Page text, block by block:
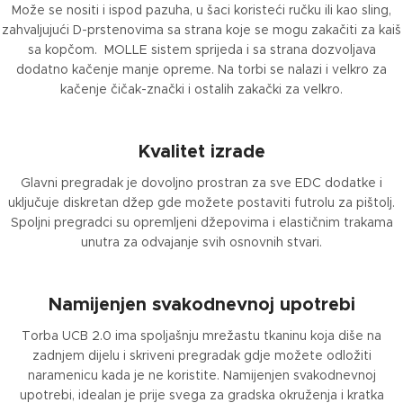
Može se nositi i ispod pazuha, u šaci koristeći ručku ili kao sling,
zahvaljujući D-prstenovima sa strana koje se mogu zakačiti za kaiš
sa kopčom. MOLLE sistem sprijeda i sa strana dozvoljava
dodatno kačenje manje opreme. Na torbi se nalazi i velkro za
kačenje čičak-znački i ostalih zakački za velkro.
Kvalitet izrade
Glavni pregradak je dovoljno prostran za sve EDC dodatke i
uključuje diskretan džep gde možete postaviti futrolu za pištolj.
Spoljni pregradci su opremljeni džepovima i elastičnim trakama
unutra za odvajanje svih osnovnih stvari.
Namijenjen svakodnevnoj upotrebi
Torba UCB 2.0 ima spoljašnju mrežastu tkaninu koja diše na
zadnjem dijelu i skriveni pregradak gdje možete odložiti
naramenicu kada je ne koristite. Namijenjen svakodnevnoj
upotrebi, idealan je prije svega za gradska okruženja i kratka